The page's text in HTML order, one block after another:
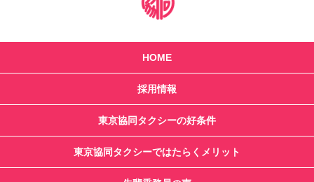
HOME
採用情報
東京協同タクシーの好条件
東京協同タクシーではたらくメリット